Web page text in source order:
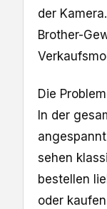
der
Brother-
Die
In der
sehen
bestellen
oder